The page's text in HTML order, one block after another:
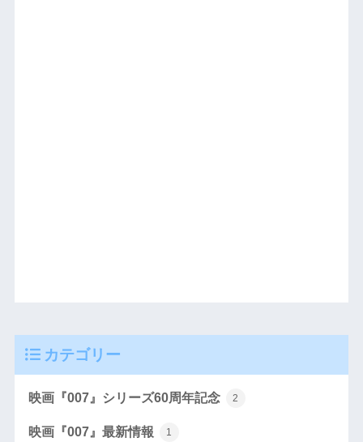
カテゴリー
映画『007』シリーズ60周年記念 2
映画『007』最新情報 1